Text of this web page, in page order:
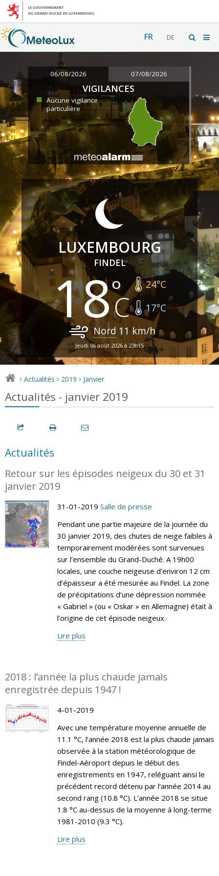
FR DE
06/08/2026 07/08/2026
VIGILANCES
Aucune vigilance
particulière
LUXEMBOURG
FINDEL
18 24°C
17°C
Nord 11km/h
Jeudi 06 août 2026 à 23h15
> Actualités > 2019 > Janvier
Actualités - janvier 2019
Actualités
Retour sur les épisodes neigeux du 30 et 31
janvier 2019
31-01-2019 Salle de presse
Pendant une partie majeure de la journée du
30 janvier 2019, des chutes de neige faibles à
temporairement modérées sont survenues
sur l’ensemble du Grand-Duché. A 19h00
locales, une couche neigeuse d’environ 12 cm
d’épaisseur a été mesurée au Findel. La zone
de précipitations d’une dépression nommée
« Gabriel » (ou « Oskar » en Allemagne) était à
l’origine de cet épisode neigeux.
Lire plus
2018 : l’année la plus chaude jamais
enregistrée depuis 1947 !
4-01-2019
Avec une température moyenne annuelle de
11.1 °C, l’année 2018 est la plus chaude jamais
observée à la station météorologique de
Findel-Aéroport depuis le début des
enregistrements en 1947, reléguant ainsi le
précédent record détenu par l’année 2014 au
second rang (10.8 °C). L’année 2018 se situe
1.8 °C au-dessus de la moyenne à long-terme
1981-2010 (9.3 °C).
Lire plus